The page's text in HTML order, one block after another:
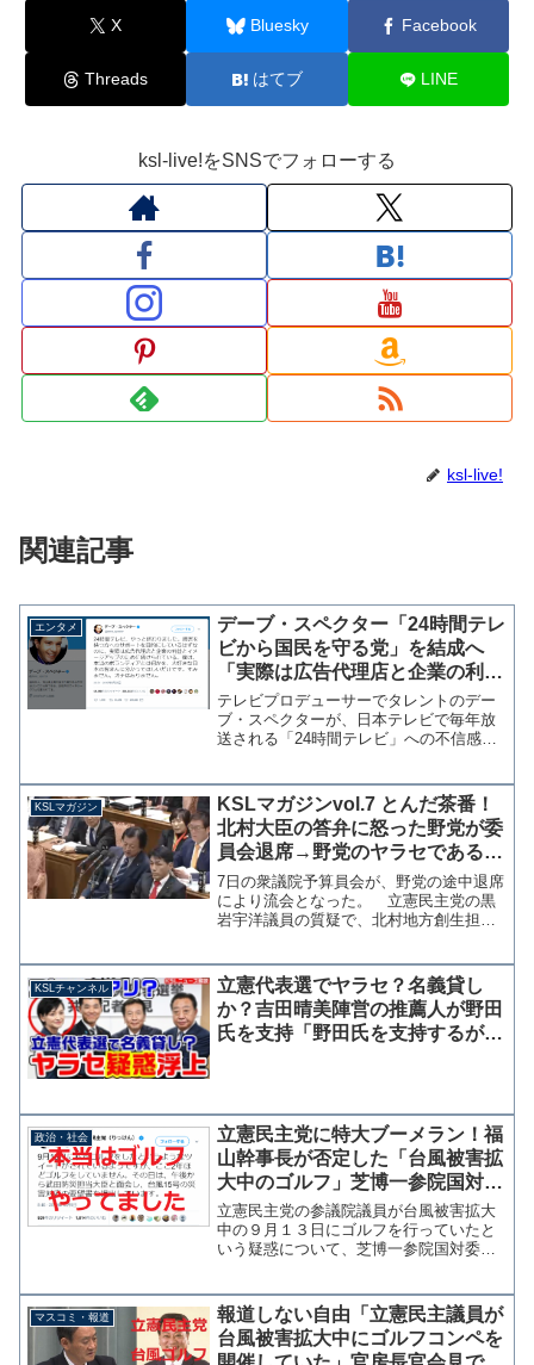
X Bluesky Facebook
Threads はてブ LINE
ksl-live!をSNSでフォローする
ksl-live!
関連記事
エンタメ
デーブ・スペクター「24時間テレ
ビから国民を守る党」を結成へ
「実際は広告代理店と企業の利益
とイメージアップのため」
テレビプロデューサーでタレントのデー
ブ・スペクターが、日本テレビで毎年放
送される「24時間テレビ」への不信感を
へのサポートを目的にしているはずなの
に、実際は広告代理店...
KSLマガジン
KSLマガジンvol.7 とんだ茶番！
北村大臣の答弁に怒った野党が委
員会退席→野党のヤラセである証
拠動画がコチラ
7日の衆議院予算員会が、野党の途中退席
により流会となった。 立憲民主党の黒
岩宇洋議員の質疑で、北村地方創生担当
ったことで委員会が紛糾、黒岩氏が休憩
を求めたが棚橋委員長が...
KSLチャンネル
立憲代表選でヤラセ？名義貸し
か？吉田晴美陣営の推薦人が野田
氏を支持「野田氏を支持するが吉
政治・社会
立憲民主党に特大ブーメラン！福
山幹事長が否定した「台風被害拡
大中のゴルフ」芝博一参院国対委
員長が参加認める
立憲民主党の参議院議員が台風被害拡大
中の９月１３日にゴルフを行っていたと
いう疑惑について、芝博一参院国対委員
ら、支持者からの問いに党幹部や主要議
員が一様に口を閉ざしていたが...
マスコミ・報道
報道しない自由「立憲民主議員が
台風被害拡大中にゴルフコンペを